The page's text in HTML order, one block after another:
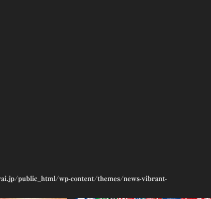
public_html/wp-content/themes/news-vibrant-